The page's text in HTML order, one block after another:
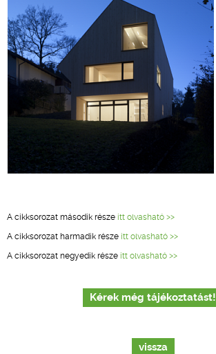
A cikksorozat második része itt olvasható >>
A cikksorozat harmadik része itt olvasható >>
A cikksorozat negyedik része itt olvasható >>
Kérek még tájékoztatást!
vissza